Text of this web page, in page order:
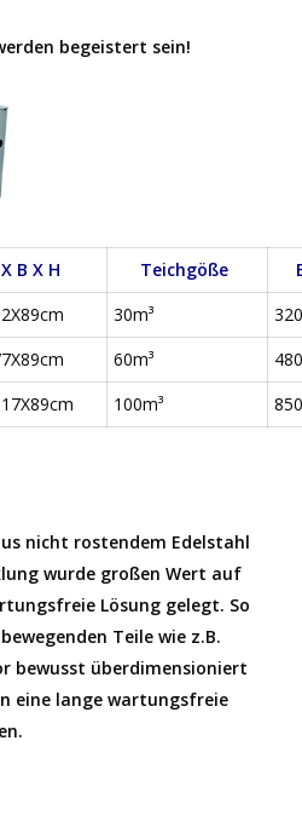
begeistert sein!
B X H Teichgöße
30m³
60m³
100m³
nicht rostendem Edelstahl
wurde großen Wert auf
Lösung gelegt. So
Teile wie z.B.
bewusst überdimensioniert
eine lange wartungsfreie